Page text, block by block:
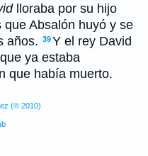
lloraba por su hijo
que Absalón huyó y se
años. 39Y el rey David
ya estaba
que había muerto.
(© 2010)